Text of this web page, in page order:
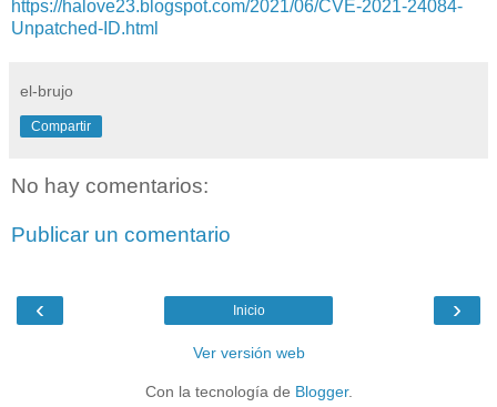
https://halove23.blogspot.com/2021/06/CVE-2021-24084-
Unpatched-ID.html
el-brujo
Compartir
No hay comentarios:
Publicar un comentario
‹ ›
Inicio
Ver versión web
Con la tecnología de Blogger.